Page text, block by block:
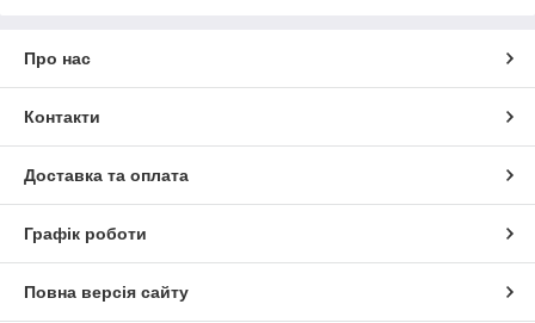
Про нас
Контакти
Доставка та оплата
Графік роботи
Повна версія сайту